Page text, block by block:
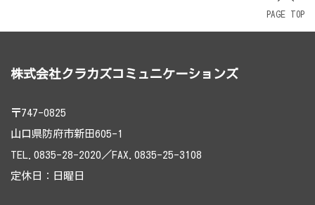
PAGE TOP
株式会社クラカズコミュニケーションズ
〒747-0825
山口県防府市新田605-1
TEL.0835-28-2020／FAX.0835-25-3108
定休日：日曜日